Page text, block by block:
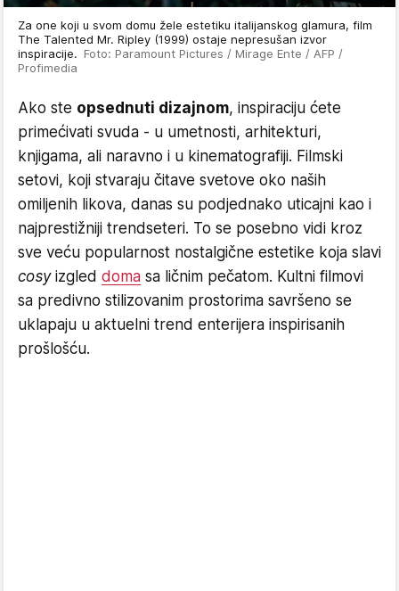
Za one koji u svom domu žele estetiku italijanskog glamura, film
The Talented Mr. Ripley (1999) ostaje nepresušan izvor
inspiracije. Foto: Paramount Pictures / Mirage Ente / AFP /
Profimedia
Ako ste opsednuti dizajnom, inspiraciju ćete
primećivati svuda - u umetnosti, arhitekturi,
knjigama, ali naravno i u kinematografiji. Filmski
setovi, koji stvaraju čitave svetove oko naših
omiljenih likova, danas su podjednako uticajni kao i
najprestižniji trendseteri. To se posebno vidi kroz
sve veću popularnost nostalgične estetike koja slavi
cosyizgled doma sa ličnim pečatom. Kultni filmovi
sa predivno stilizovanim prostorima savršeno se
uklapaju u aktuelni trend enterijera inspirisanih
prošlošću.